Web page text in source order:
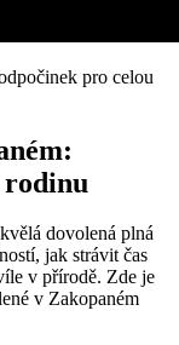
dovolená plná
jak strávit čas
v přírodě. Zde je
v Zakopaném